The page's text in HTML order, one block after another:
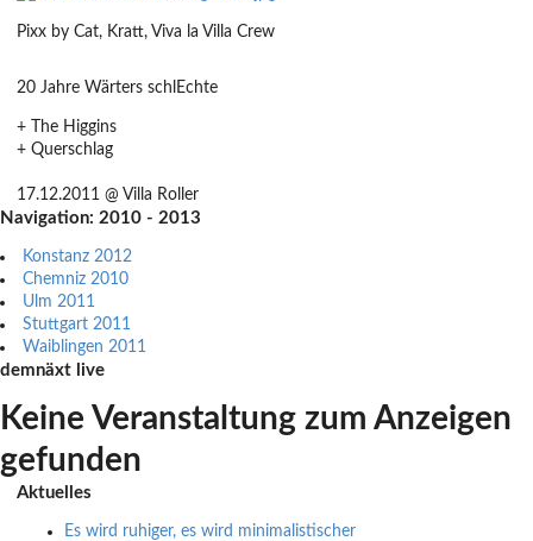
Pixx by Cat, Kratt, Viva la Villa Crew
20 Jahre Wärters schlEchte
+ The Higgins
+ Querschlag
17.12.2011 @ Villa Roller
Navigation: 2010 - 2013
Konstanz 2012
Chemniz 2010
Ulm 2011
Stuttgart 2011
Waiblingen 2011
demnäxt live
Keine Veranstaltung zum Anzeigen
gefunden
Aktuelles
Es wird ruhiger, es wird minimalistischer